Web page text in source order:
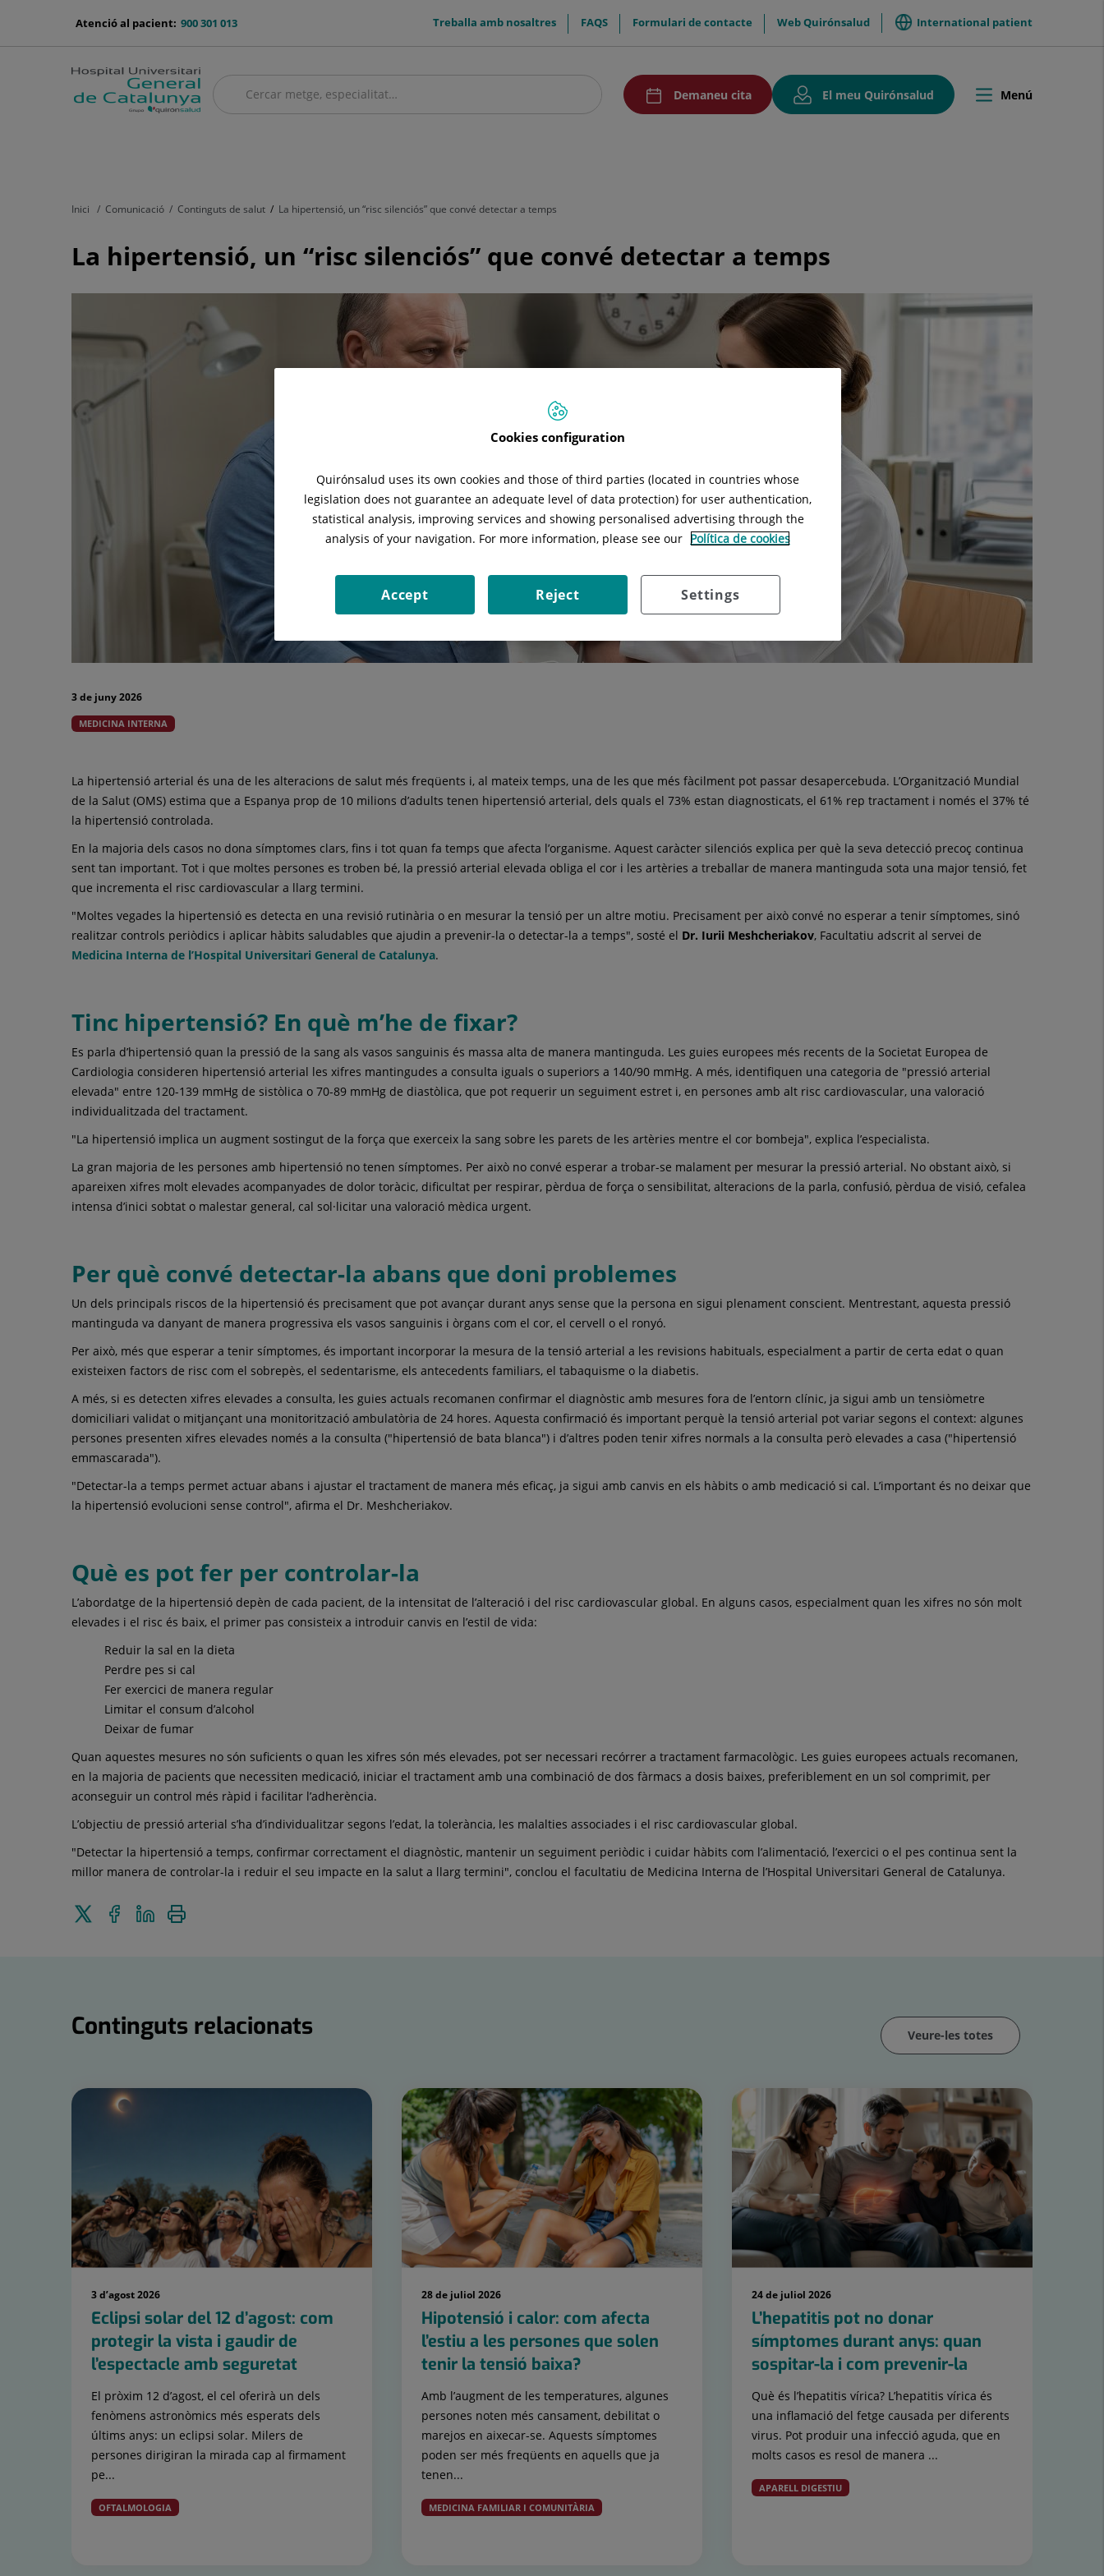
menu-
900 301 013
Atenció al pacient: menuTop
Treballa amb nosaltres FAQS Formulari de contacte Web Quirónsalud International patient
CercarCercar
menuAcceso
Demaneu cita Aquest
enllaç
s'obrirà
El meu Quirónsalud Aquest
enllaç
s'obrirà
Toggle
Menú
Inici Comunicació Continguts de salut La hipertensió, un “risc silenciós” que convé detectar a temps
La
hipertensió,
“risc
silenciós”
que
temps
La hipertensió, un “risc silenciós” que convé detectar a temps
3 de juny 2026
MEDICINA INTERNA
La hipertensió arterial és una de les alteracions de salut més freqüents i, al mateix temps, una de les que més fàcilment pot passar desapercebuda. L’Organització Mundial
de la Salut (OMS) estima que a Espanya prop de 10 milions d’adults tenen hipertensió arterial, dels quals el 73% estan diagnosticats, el 61% rep tractament i només el 37% té
la hipertensió controlada.
En la majoria dels casos no dona símptomes clars, fins i tot quan fa temps que afecta l’organisme. Aquest caràcter silenciós explica per què la seva detecció precoç continua
sent tan important. Tot i que moltes persones es troben bé, la pressió arterial elevada obliga el cor i les artèries a treballar de manera mantinguda sota una major tensió, fet
que incrementa el risc cardiovascular a llarg termini.
"Moltes vegades la hipertensió es detecta en una revisió rutinària o en mesurar la tensió per un altre motiu. Precisament per això convé no esperar a tenir símptomes, sinó
realitzar controls periòdics i aplicar hàbits saludables que ajudin a prevenir-la o detectar-la a temps", sosté el Dr. Iurii Meshcheriakov, Facultatiu adscrit al servei de
Medicina Interna de l’Hospital Universitari General de Catalunya.
Tinc hipertensió? En què m’he de fixar?
Es parla d’hipertensió quan la pressió de la sang als vasos sanguinis és massa alta de manera mantinguda. Les guies europees més recents de la Societat Europea de
Cardiologia consideren hipertensió arterial les xifres mantingudes a consulta iguals o superiors a 140/90 mmHg. A més, identifiquen una categoria de "pressió arterial
elevada" entre 120-139 mmHg de sistòlica o 70-89 mmHg de diastòlica, que pot requerir un seguiment estret i, en persones amb alt risc cardiovascular, una valoració
individualitzada del tractament.
"La hipertensió implica un augment sostingut de la força que exerceix la sang sobre les parets de les artèries mentre el cor bombeja", explica l’especialista.
La gran majoria de les persones amb hipertensió no tenen símptomes. Per això no convé esperar a trobar-se malament per mesurar la pressió arterial. No obstant això, si
apareixen xifres molt elevades acompanyades de dolor toràcic, dificultat per respirar, pèrdua de força o sensibilitat, alteracions de la parla, confusió, pèrdua de visió, cefalea
intensa d’inici sobtat o malestar general, cal sol·licitar una valoració mèdica urgent.
Per què convé detectar-la abans que doni problemes
Un dels principals riscos de la hipertensió és precisament que pot avançar durant anys sense que la persona en sigui plenament conscient. Mentrestant, aquesta pressió
mantinguda va danyant de manera progressiva els vasos sanguinis i òrgans com el cor, el cervell o el ronyó.
Per això, més que esperar a tenir símptomes, és important incorporar la mesura de la tensió arterial a les revisions habituals, especialment a partir de certa edat o quan
existeixen factors de risc com el sobrepès, el sedentarisme, els antecedents familiars, el tabaquisme o la diabetis.
A més, si es detecten xifres elevades a consulta, les guies actuals recomanen confirmar el diagnòstic amb mesures fora de l’entorn clínic, ja sigui amb un tensiòmetre
domiciliari validat o mitjançant una monitorització ambulatòria de 24 hores. Aquesta confirmació és important perquè la tensió arterial pot variar segons el context: algunes
persones presenten xifres elevades només a la consulta ("hipertensió de bata blanca") i d’altres poden tenir xifres normals a la consulta però elevades a casa ("hipertensió
emmascarada").
"Detectar-la a temps permet actuar abans i ajustar el tractament de manera més eficaç, ja sigui amb canvis en els hàbits o amb medicació si cal. L’important és no deixar que
la hipertensió evolucioni sense control", afirma el Dr. Meshcheriakov.
Què es pot fer per controlar-la
L’abordatge de la hipertensió depèn de cada pacient, de la intensitat de l’alteració i del risc cardiovascular global. En alguns casos, especialment quan les xifres no són molt
elevades i el risc és baix, el primer pas consisteix a introduir canvis en l’estil de vida:
Reduir la sal en la dieta
Perdre pes si cal
Fer exercici de manera regular
Limitar el consum d’alcohol
Deixar de fumar
Quan aquestes mesures no són suficients o quan les xifres són més elevades, pot ser necessari recórrer a tractament farmacològic. Les guies europees actuals recomanen,
en la majoria de pacients que necessiten medicació, iniciar el tractament amb una combinació de dos fàrmacs a dosis baixes, preferiblement en un sol comprimit, per
aconseguir un control més ràpid i facilitar l’adherència.
L’objectiu de pressió arterial s’ha d’individualitzar segons l’edat, la tolerància, les malalties associades i el risc cardiovascular global.
"Detectar la hipertensió a temps, confirmar correctament el diagnòstic, mantenir un seguiment periòdic i cuidar hàbits com l’alimentació, l’exercici o el pes continua sent la
millor manera de controlar-la i reduir el seu impacte en la salut a llarg termini", conclou el facultatiu de Medicina Interna de l’Hospital Universitari General de Catalunya.
Enviar
CompartirCompartir
Continguts relacionats
Nombre
3 d’agost 2026
Eclipsi solar del 12 d’agost: com
protegir la vista i gaudir de
l’espectacle amb seguretat
El pròxim 12 d’agost, el cel oferirà un dels
fenòmens astronòmics més esperats dels
últims anys: un eclipsi solar. Milers de
persones dirigiran la mirada cap al firmament
pe...
OFTALMOLOGIA
28 de juliol 2026
Hipotensió i calor: com afecta
l’estiu a les persones que solen
tenir la tensió baixa?
Amb l’augment de les temperatures, algunes
persones noten més cansament, debilitat o
marejos en aixecar-se. Aquests símptomes
poden ser més freqüents en aquells que ja
tenen...
MEDICINA FAMILIAR I COMUNITÀRIA
24 de juliol 2026
L’hepatitis pot no donar
símptomes durant anys: quan
sospitar-la i com prevenir-la
Què és l’hepatitis vírica? L’hepatitis vírica és
una inflamació del fetge causada per diferents
virus. Pot produir una infecció aguda, que en
molts casos es resol de manera ...
APARELL DIGESTIU
Veure-les totes
Cookies configuration
Quirónsalud uses its own cookies and those of third parties (located in countries whose
legislation does not guarantee an adequate level of data protection) for user authentication,
statistical analysis, improving services and showing personalised advertising through the
analysis of your navigation. For more information, please see our Política de cookies
Settings
Reject
Accept